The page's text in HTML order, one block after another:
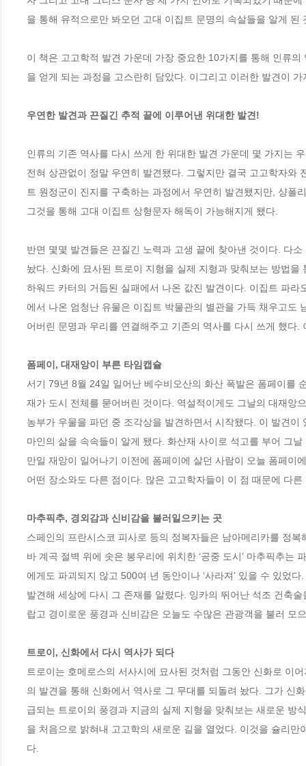
을 통해 유적으로만 봐오던 고대 이집트 문명의 속살들을 알게
이 책은 고고학적 발견 가운데 가장 중요한 10가지를 통해 인류
을 얻게 되는 과정을 고스란히 담았다. 이그리고 이러한 발견이
우연한 발견과 끈질긴 추적 끝에 이루어낸 위대한 발견!
인류의 기존 역사를 다시 쓰게 한 위대한 발견 가운데 몇 가지는
전혀 상관없이 정말 우연히 발견됐다. 그렇지만 결국 고고학자와
트 원정군이 진지를 구축하는 과정에서 우연히 발견됐지만, 샹
그것을 통해 고대 이집트 상형문자 해독이 가능해지게 됐다.
반면 몇몇 발견들은 끈질긴 노력과 고생 끝에 찾아낸 것이다. 다
놨다. 신화에 묘사된 트로이 지형을 실제 지형과 맞춰보는 방법
하워드 카터의 거듭된 실패에서 나온 값진 발견이다. 이집트 파
에서 나온 엄청난 유물은 이집트 박물관의 별관을 가득 채우고도
어버린 문명과 우리를 연결해주고 기존의 역사를 다시 쓰게 했다
폼페이, 대재앙이 부른 타임캡슐
서기 79년 8월 24일 일어난 베수비오산의 화산 폭발은 폼페이를
재가 도시 전체를 묻어버린 것이다. 역설적이게도 그날의 대재앙
농부가 우물을 파던 중 조각상을 발견하면서 시작됐다. 이 발견
마인의 삶을 속속들이 알게 됐다. 화산재 사이로 석고를 부어 그
만일 재앙이 일어나기 이전에 폼페이에 살던 사람이 오늘 폼페이
어떤 장소와도 다른 점이다. 많은 고고학자들이 이 점 때문에 다
마추픽추, 경외감과 신비감을 불러일으키는 곳
스페인의 프란시스코 피사로 등의 정복자들은 남아메리카를 정
바 계곡 절벽 위에 솟은 봉우리에 위치한 ‘공중 도시’ 마추픽추
에게도 파괴되지 않고 500여 년 동안이나 ‘사라져’ 있을 수 있었
발견해 세상에 다시 그 존재를 알렸다. 잉카의 뛰어난 석조 건축
랍고 경이로운 풍경과 신비감은 오늘도 수많은 관광객을 불러 모
트로이, 신화에서 다시 역사가 되다
트로이는 호메로스의 서사시에 묘사된 것처럼 그동안 신화로 이
의 발견을 통해 신화에서 역사로 그 무대를 되돌려 놨다. 그가 신
급되는 트로이의 풍경과 지금의 실제 지형을 맞춰보는 새로운 방
을 처음으로 밝혀내 고고학의 새로운 길을 열었다. 이것을 슐리
다.